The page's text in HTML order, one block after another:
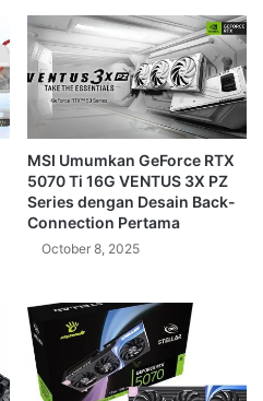
MSI Umumkan GeForce RTX
5070 Ti 16G VENTUS 3X PZ
Series dengan Desain Back-
Connection Pertama
October 8, 2025